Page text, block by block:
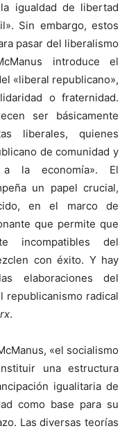
igualdad de libertad
Sin embargo, estos
pasar del liberalismo
introduce el
«liberal republicano»,
o fraternidad.
ser básicamente
liberales, quienes
de comunidad y
la economía». El
un papel crucial,
en el marco de
que permite que
incompatibles del
con éxito. Y hay
elaboraciones del
republicanismo radical
.
«el socialismo
una estructura
igualitaria de
como base para su
Las diversas teorías